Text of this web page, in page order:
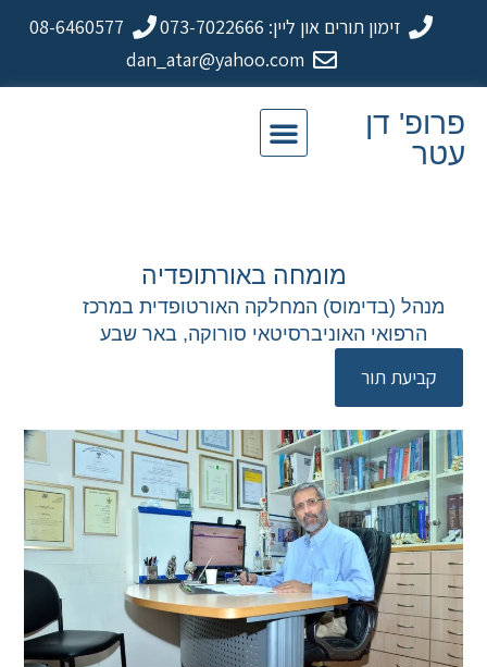
זימון תורים און ליין: 073-7022666
08-6460577
dan_atar@yahoo.com
פרופ' דן
עטר
מומחה באורתופדיה
מנהל (בדימוס) המחלקה האורטופדית במרכז
הרפואי האוניברסיטאי סורוקה, באר שבע
קביעת תור